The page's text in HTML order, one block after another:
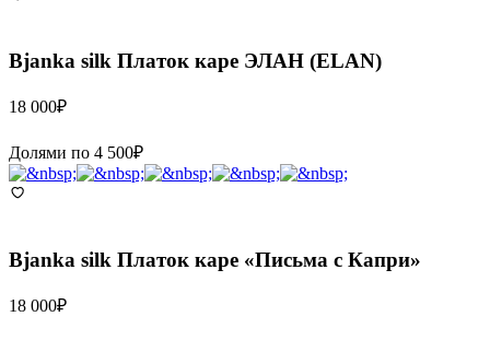
Bjanka silk Платок каре ЭЛАН (ELAN)
18 000₽
Долями по 4 500₽
Bjanka silk Платок каре «Письма с Капри»
18 000₽